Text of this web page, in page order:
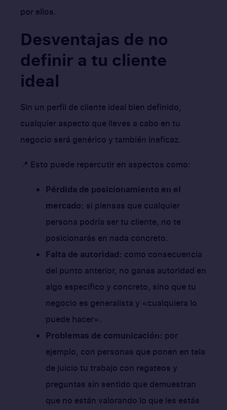
por ellos.
Desventajas de no
definir a tu cliente
ideal
Sin un perfil de cliente ideal bien definido,
cualquier aspecto que lleves a cabo en tu
negocio será genérico y también ineficaz.
📍 Esto puede repercutir en aspectos como:
Pérdida de posicionamiento en el
mercado: si piensas que cualquier
persona podría ser tu cliente, no te
posicionarás en nada concreto.
Falta de autoridad: como consecuencia
del punto anterior, no ganas autoridad en
algo especifico y concreto, sino que tu
negocio es generalista y «cualquiera lo
puede hacer».
Problemas de comunicación: por
ejemplo, con personas que ponen en tela
de juicio tu trabajo con regateos y
preguntas sin sentido que demuestran
que no están valorando lo que les estás